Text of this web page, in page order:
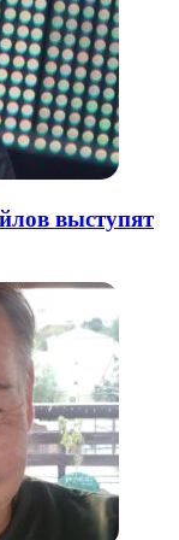
выступят